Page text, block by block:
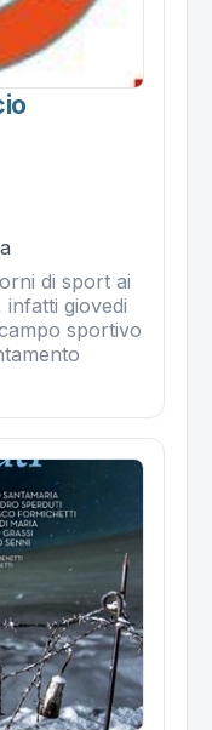
di sport ai
giovedi
sportivo